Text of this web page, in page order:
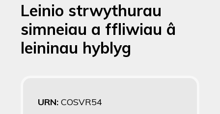
Leinio strwythurau
simneiau a ffliwiau â
leininau hyblyg
URN: COSVR54